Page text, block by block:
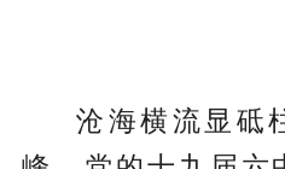
沧海横流显砥